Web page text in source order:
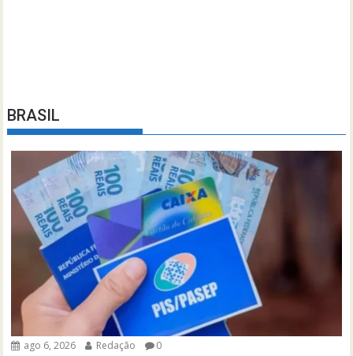
BRASIL
ago 6, 2026 Redação 0